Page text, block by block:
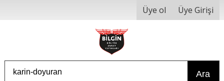
Üye ol Üye Girişi
Ara